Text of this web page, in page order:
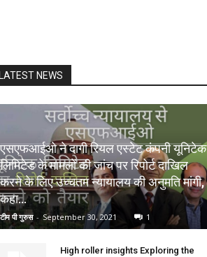
LATEST NEWS
एसएफआईओ ने दागी रियल एस्टेट कंपनी यूनिटेक
लिमिटेड के मामलों की जांच पर रिपोर्ट दाखिल
करने के लिए उच्चतम न्यायालय की अनुमति मांगी,
कहा...
टीम पी गुरुस - September 30, 2021 1
High roller insights Exploring the